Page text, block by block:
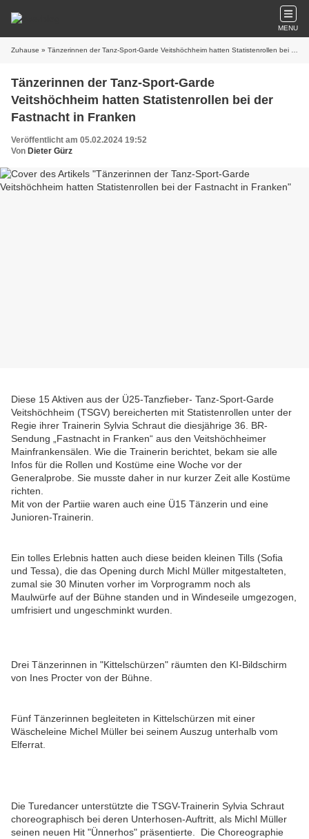
MENU
Zuhause » Tänzerinnen der Tanz-Sport-Garde Veitshöchheim hatten Statistenrollen bei der Fastnacht in Franken
Tänzerinnen der Tanz-Sport-Garde
Veitshöchheim hatten Statistenrollen bei der
Fastnacht in Franken
Veröffentlicht am 05.02.2024 19:52
Von Dieter Gürz
Diese 15 Aktiven aus der Ü25-Tanzfieber- Tanz-Sport-Garde
Veitshöchheim (TSGV) bereicherten mit Statistenrollen unter der
Regie ihrer Trainerin Sylvia Schraut die diesjährige 36. BR-
Sendung „Fastnacht in Franken“ aus den Veitshöchheimer
Mainfrankensälen. Wie die Trainerin berichtet, bekam sie alle
Infos für die Rollen und Kostüme eine Woche vor der
Generalprobe. Sie musste daher in nur kurzer Zeit alle Kostüme
richten.
Mit von der Partiie waren auch eine Ü15 Tänzerin und eine
Junioren-Trainerin.
Ein tolles Erlebnis hatten auch diese beiden kleinen Tills (Sofia
und Tessa), die das Opening durch Michl Müller mitgestalteten,
zumal sie 30 Minuten vorher im Vorprogramm noch als
Maulwürfe auf der Bühne standen und in Windeseile umgezogen,
umfrisiert und ungeschminkt wurden.
Drei Tänzerinnen in "Kittelschürzen" räumten den KI-Bildschirm
von Ines Procter von der Bühne.
Fünf Tänzerinnen begleiteten in Kittelschürzen mit einer
Wäscheleine Michel Müller bei seinem Auszug unterhalb vom
Elferrat.
Die Turedancer unterstützte die TSGV-Trainerin Sylvia Schraut
choreographisch bei deren Unterhosen-Auftritt, als Michl Müller
seinen neuen Hit "Ünnerhos" präsentierte. Die Choreographie